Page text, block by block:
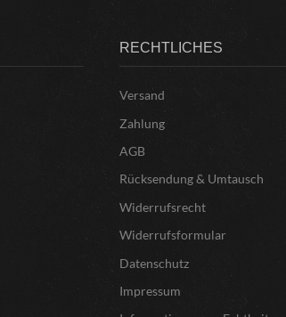
RECHTLICHES
Versand
Zahlung
AGB
Rücksendung & Umtausch
Widerrufsrecht
Widerrufsformular
Datenschutz
Impressum